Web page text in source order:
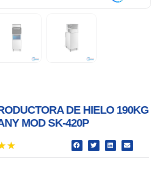
DE HIELO 190KG
MOD SK-420P
★